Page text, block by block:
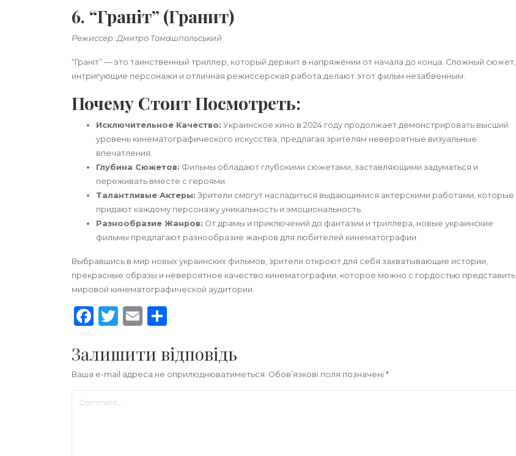
6. “Граніт” (Гранит)
Режиссер: Дмитро Томашпольський
“Граніт” — это таинственный триллер, который держит в напряжении от начала до конца. Сложный сюжет,
интригующие персонажи и отличная режиссерская работа делают этот фильм незабвенным.
Почему Стоит Посмотреть:
Исключительное Качество: Украинское кино в 2024 году продолжает демонстрировать высший
уровень кинематографического искусства, предлагая зрителям невероятные визуальные
впечатления.
Глубина Сюжетов: Фильмы обладают глубокими сюжетами, заставляющими задуматься и
переживать вместе с героями.
Талантливые Актеры: Зрители смогут насладиться выдающимися актерскими работами, которые
придают каждому персонажу уникальность и эмоциональность.
Разнообразие Жанров: От драмы и приключений до фантазии и триллера, новые украинские
фильмы предлагают разнообразие жанров для любителей кинематографии.
Выбравшись в мир новых украинских фильмов, зрители откроют для себя захватывающие истории,
прекрасные образы и невероятное качество кинематографии, которое можно с гордостью представить
мировой кинематографической аудитории.
Facebook
Twitter
Email
Залишити відповідь
Ваша e-mail адреса не оприлюднюватиметься. Обов’язкові поля позначені *